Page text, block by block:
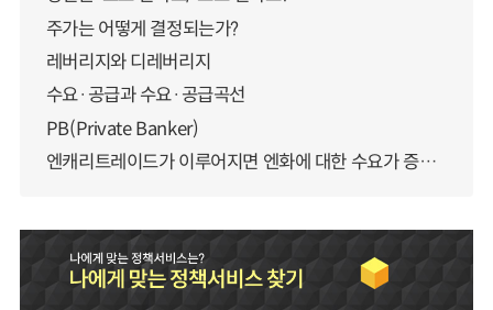
주가는 어떻게 결정되는가?
레버리지와 디레버리지
수요·공급과 수요·공급곡선
PB(Private Banker)
엔캐리트레이드가 이루어지면 엔화에 대한 수요가 증가하지 않나요?